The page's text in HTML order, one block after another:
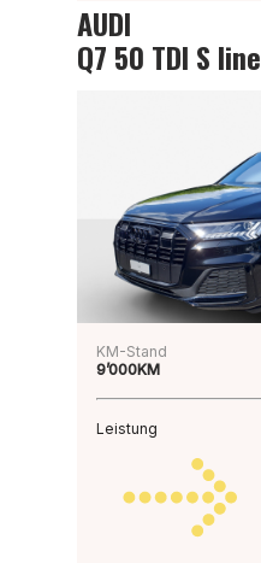
AUDI
Q7 50 TDI S line
KM-Stand
9’000KM
Leistung